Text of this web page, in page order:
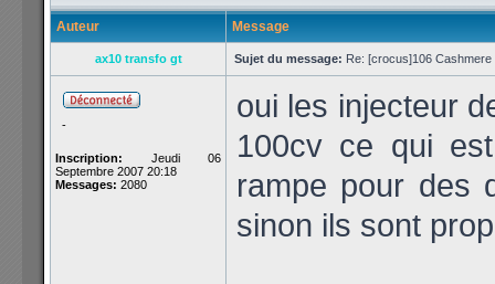
Auteur Message
ax10 transfo gt Sujet du message: Re: [crocus]106
-
Inscription: Jeudi 06
Septembre 2007 20:18
Messages: 2080
oui les injecteur
100cv ce qui
rampe pour des
sinon ils sont